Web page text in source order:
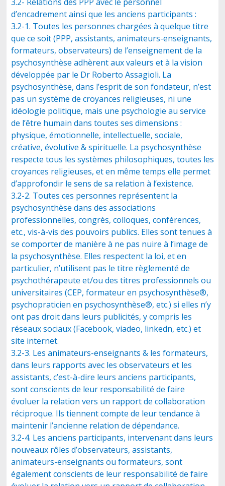
d’encadrement ainsi que les anciens participants :
3.2-1. Toutes les personnes chargées à quelque titre
que ce soit (PPP, assistants, animateurs-enseignants,
formateurs, observateurs) de l’enseignement de la
psychosynthèse adhèrent aux valeurs et à la vision
développée par le Dr Roberto Assagioli. La
psychosynthèse, dans l’esprit de son fondateur, n’est
pas un système de croyances religieuses, ni une
idéologie politique, mais une psychologie au service
de l’être humain dans toutes ses dimensions :
physique, émotionnelle, intellectuelle, sociale,
créative, évolutive & spirituelle. La psychosynthèse
respecte tous les systèmes philosophiques, toutes les
croyances religieuses, et en même temps elle permet
d’approfondir le sens de sa relation à l’existence.
3.2-2. Toutes ces personnes représentent la
psychosynthèse dans des associations
professionnelles, congrès, colloques, conférences,
etc., vis-à-vis des pouvoirs publics. Elles sont tenues à
se comporter de manière à ne pas nuire à l’image de
la psychosynthèse. Elles respectent la loi, et en
particulier, n’utilisent pas le titre règlementé de
psychothérapeute et/ou des titres professionnels ou
universitaires (CEP, formateur en psychosynthèse®,
psychopraticien en psychosynthèse®, etc.) si elles n’y
ont pas droit dans leurs publicités, y compris les
réseaux sociaux (Facebook, viadeo, linkedn, etc.) et
site internet.
3.2-3. Les animateurs-enseignants & les formateurs,
dans leurs rapports avec les observateurs et les
assistants, c’est-à-dire leurs anciens participants,
sont conscients de leur responsabilité de faire
évoluer la relation vers un rapport de collaboration
réciproque. Ils tiennent compte de leur tendance à
maintenir l’ancienne relation de dépendance.
3.2-4. Les anciens participants, intervenant dans leurs
nouveaux rôles d’observateurs, assistants,
animateurs-enseignants ou formateurs, sont
également conscients de leur responsabilité de faire